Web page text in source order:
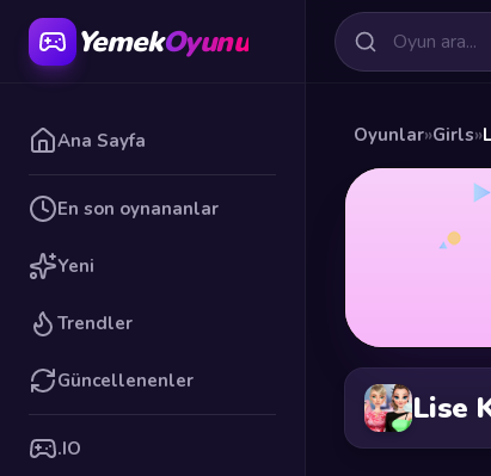
YemekOyunu
Ana Sayfa
En son oynananlar
Yeni
Trendler
Güncellenenler
.IO
Oyunlar»Girls»
Lise